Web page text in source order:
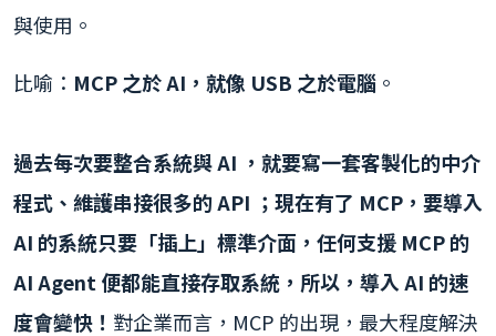
與使用。
比喻： MCP 之於 AI，就像 USB 之於電腦 。
過去每次要整合系統與 AI ，就要寫一套客製化的中介
程式、維護串接很多的 API ；現在有了 MCP，要導入
AI 的系統只要「插上」標準介面，任何支援 MCP 的
AI Agent 便都能直接存取系統，所以，導入 AI 的速
度會變快！ 對企業而言，MCP 的出現，最大程度解決